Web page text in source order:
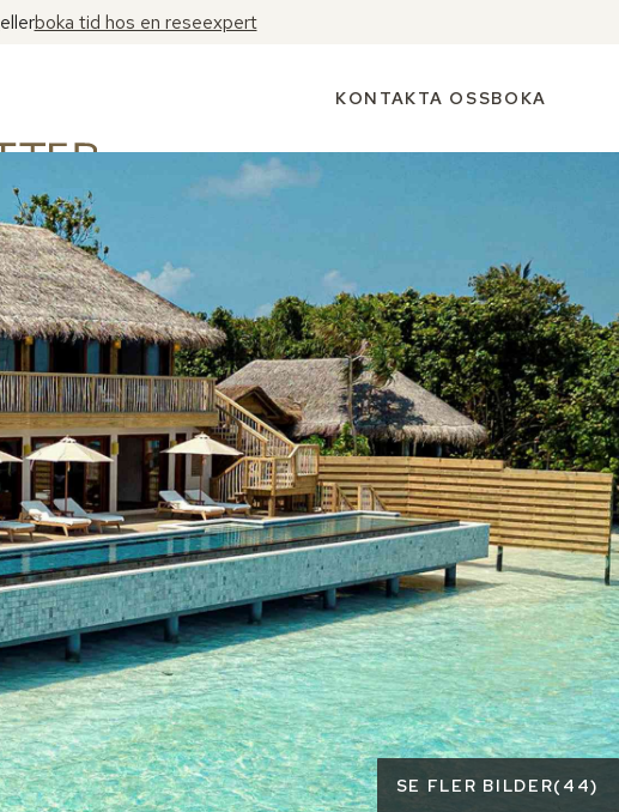
ellerboka tid hos en reseexpert
KONTAKTA OSSBOKA
SE FLER BILDER( 44)